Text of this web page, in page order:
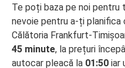
Te poți baza pe noi
nevoie pentru a-ți planifica
Călătoria Frankfurt-
45 minute, la prețuri
autocar pleacă la 01:50 iar